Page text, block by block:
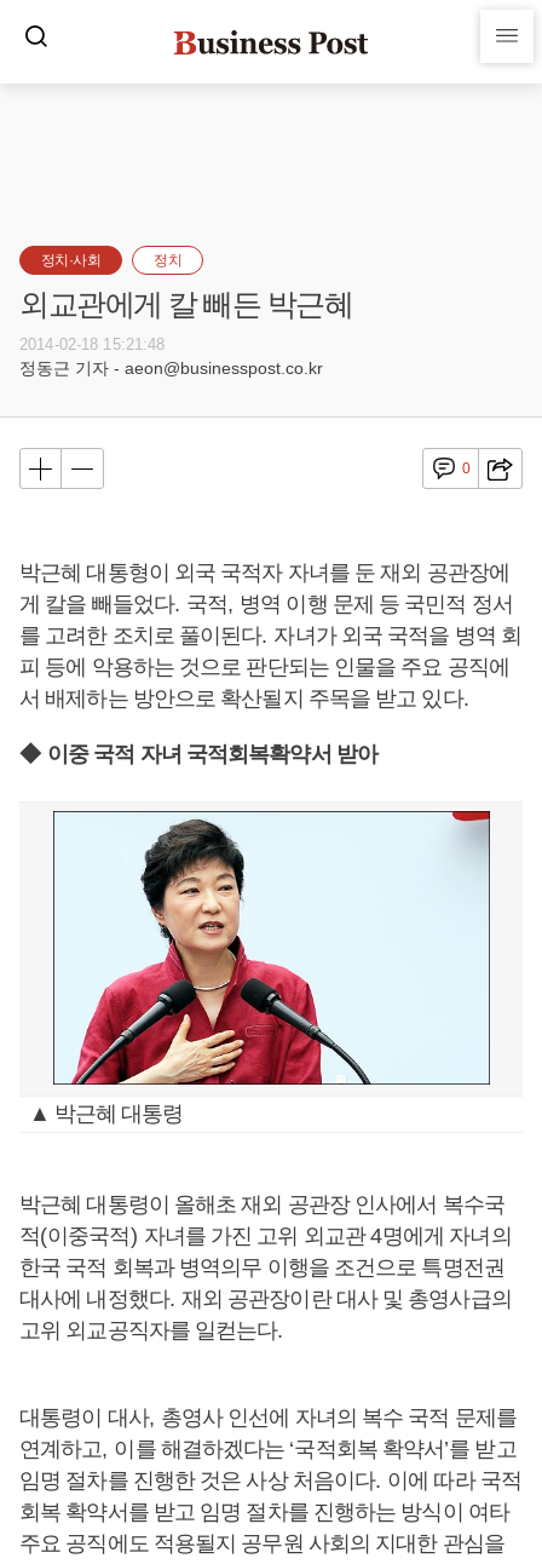
정치·사회 정치
외교관에게 칼 빼든 박근혜
2014-02-18 15:21:48
정동근 기자 - aeon@businesspost.co.kr
0
박근혜 대통형이 외국 국적자 자녀를 둔 재외 공관장에
게 칼을 빼들었다. 국적, 병역 이행 문제 등 국민적 정서
를 고려한 조치로 풀이된다. 자녀가 외국 국적을 병역 회
피 등에 악용하는 것으로 판단되는 인물을 주요 공직에
서 배제하는 방안으로 확산될지 주목을 받고 있다.
◆ 이중 국적 자녀 국적회복확약서 받아
▲ 박근혜 대통령
박근혜 대통령이 올해초 재외 공관장 인사에서 복수국
적(이중국적) 자녀를 가진 고위 외교관4명에게 자녀의
한국 국적 회복과 병역의무 이행을 조건으로 특명전권
대사에 내정했다. 재외 공관장이란 대사 및 총영사급의
고위 외교공직자를 일컫는다.
대통령이 대사, 총영사 인선에 자녀의 복수 국적 문제를
연계하고, 이를 해결하겠다는 ‘국적회복 확약서 ’를 받고
임명 절차를 진행한 것은 사상 처음이다. 이에 따라 국적
회복 확약서를 받고 임명 절차를 진행하는 방식이 여타
주요 공직에도 적용될지 공무원 사회의 지대한 관심을